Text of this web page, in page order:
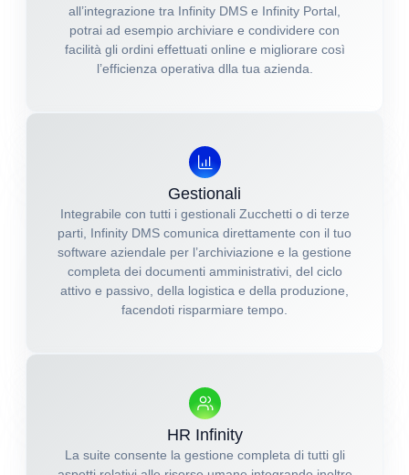
all’integrazione tra Infinity DMS e Infinity Portal,
potrai ad esempio archiviare e condividere con
facilità gli ordini effettuati online e migliorare così
l’efficienza operativa dlla tua azienda.
Gestionali
Integrabile con tutti i gestionali Zucchetti o di terze
parti, Infinity DMS comunica direttamente con il tuo
software aziendale per l’archiviazione e la gestione
completa dei documenti amministrativi, del ciclo
attivo e passivo, della logistica e della produzione,
facendoti risparmiare tempo.
HR Infinity
La suite consente la gestione completa di tutti gli